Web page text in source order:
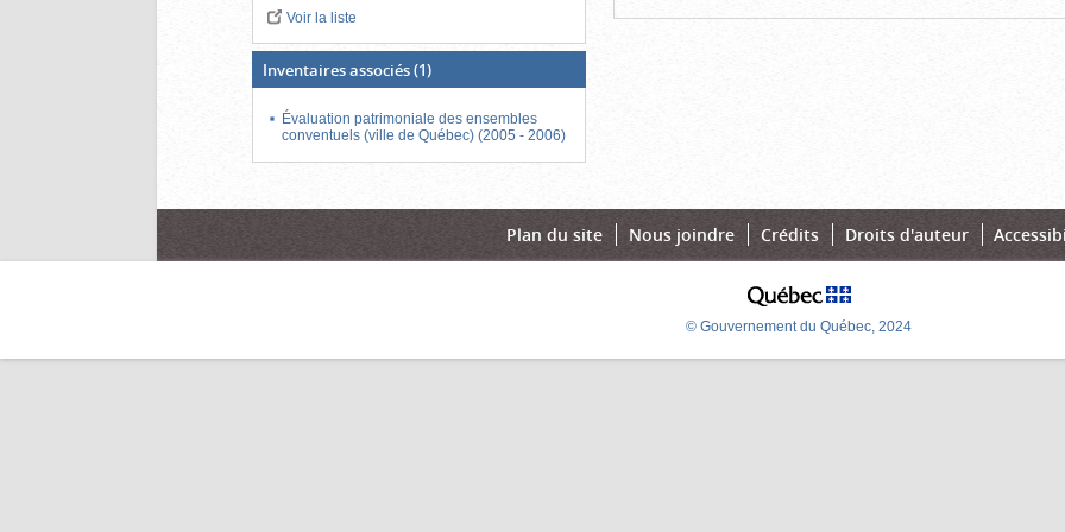
Voir la liste
Inventaires associés(1)
Évaluation patrimoniale des ensembles
conventuels (ville de Québec) (2005 - 2006)
Plan du site Nous joindre Crédits Droits d'auteur
© Gouvernement du Québec, 2024